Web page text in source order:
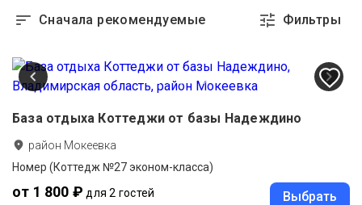
Сначала рекомендуемые Фильтры
База отдыха Коттеджи от базы Надеждино
район Мокеевка
Номер (Коттедж №27 эконом-класса)
от 1 800 ₽ для 2 гостей Выбрать